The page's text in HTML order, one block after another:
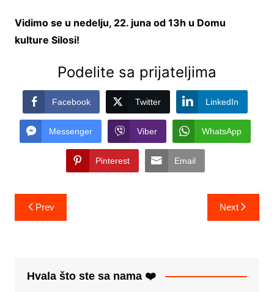
Vidimo se u nedelju, 22. juna od 13h u Domu
kulture Silosi!
Podelite sa prijateljima
Facebook Twitter LinkedIn
Messenger Viber WhatsApp
Pinterest Email
Post
navigation
Prev Next
Hvala što ste sa nama ❤️